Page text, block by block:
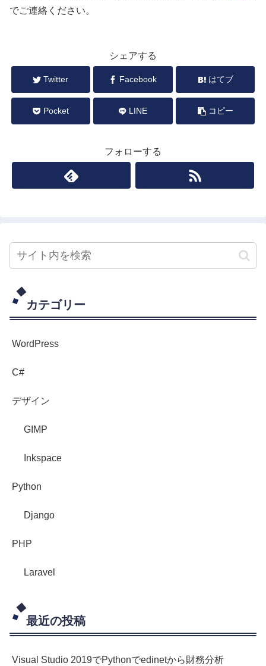
でご連絡ください。
シェアする
Twitter Facebook はてブ
Pocket LINE コピー
フォローする
カテゴリー
WordPress
C#
デザイン
GIMP
Inkspace
Python
Django
PHP
Laravel
最近の投稿
Visual Studio 2019でPythonでedinetから財務分析